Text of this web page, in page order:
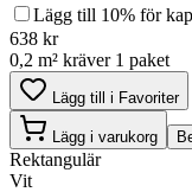
Lägg till 10% för
638 kr
0,2 m² kräver 1 paket
Lägg till i Favoriter
Lägg i varukorg
Rektangulär
Vit